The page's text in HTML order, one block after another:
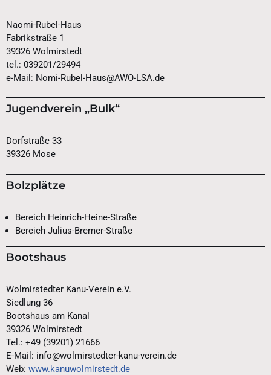
Naomi-Rubel-Haus
Fabrikstraße 1
39326 Wolmirstedt
tel.: 039201/29494
e-Mail: Nomi-Rubel-Haus@AWO-LSA.de
Jugendverein „Bulk“
Dorfstraße 33
39326 Mose
Bolzplätze
Bereich Heinrich-Heine-Straße
Bereich Julius-Bremer-Straße
Bootshaus
Wolmirstedter Kanu-Verein e.V.
Siedlung 36
Bootshaus am Kanal
39326 Wolmirstedt
Tel.: +49 (39201) 21666
E-Mail: info@wolmirstedter-kanu-verein.de
Web: www.kanuwolmirstedt.de